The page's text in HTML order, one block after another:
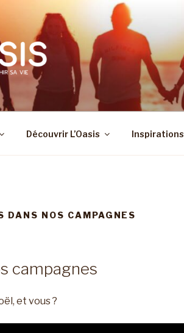
Découvrir L’Oasis Inspirations
DANS NOS CAMPAGNES
campagnes
et vous ?